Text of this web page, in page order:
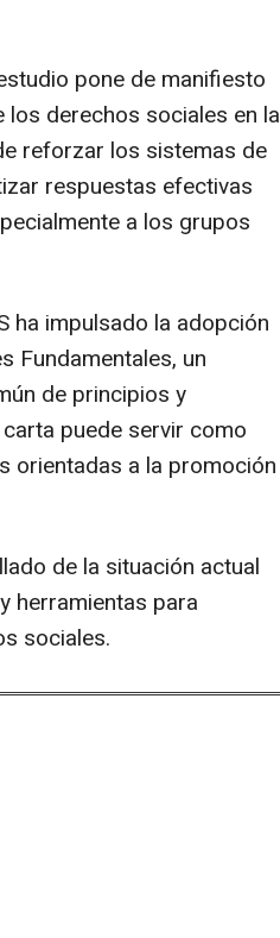
pone de manifiesto
derechos sociales en la
reforzar los sistemas de
respuestas efectivas
a los grupos
ha impulsado la adopción
Fundamentales, un
de principios y
puede servir como
orientadas a la promoción
de la situación actual
herramientas para
sociales.